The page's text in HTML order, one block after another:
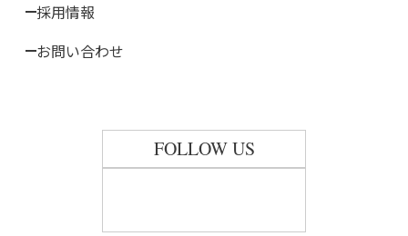
採用情報
お問い合わせ
FOLLOW US